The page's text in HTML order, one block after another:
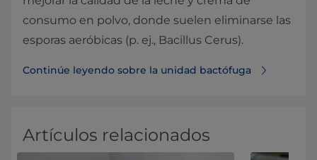
consumo en polvo, donde suelen eliminarse las
esporas aeróbicas (p. ej., Bacillus Cerus).
Continúe leyendo sobre la unidad bactófuga
Artículos relacionados